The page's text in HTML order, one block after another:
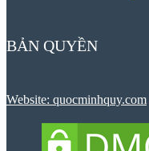
BẢN QUYỀN
Website: quocminhquy.com